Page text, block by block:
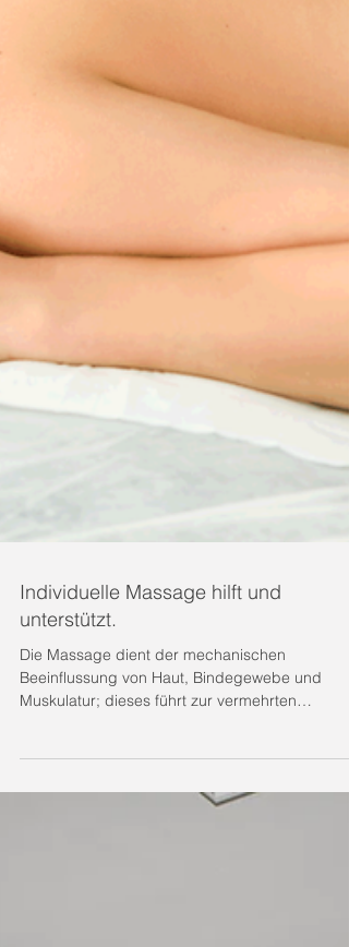
Individuelle Massage hilft und
unterstützt.
Die Massage dient der mechanischen
Durchblutung sowie...